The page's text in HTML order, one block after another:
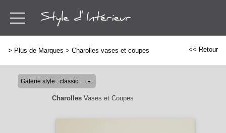
> Plus de Marques > Charolles vases et coupes << Retour
CharollesVases et Coupes